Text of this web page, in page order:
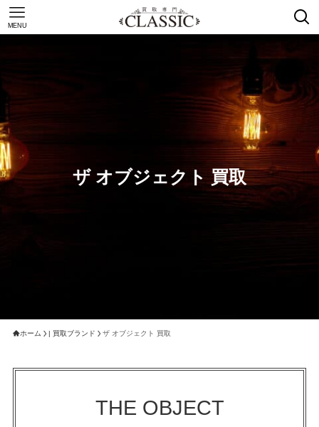
MENU
ザ オブジェクト 買取
ホーム | 買取ブランド ザ オブジェクト 買取
THE OBJECT